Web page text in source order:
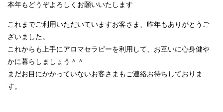
本年もどうぞよろしくお願いいたします
これまでご利用いただいていますお客さま、昨年もありがとうご
ざいました。
これからも上手にアロマセラピーを利用して、お互いに心身健や
かに暮らしましょう＾＾
まだお目にかかっていないお客さまもご連絡お待ちしておりま
す。